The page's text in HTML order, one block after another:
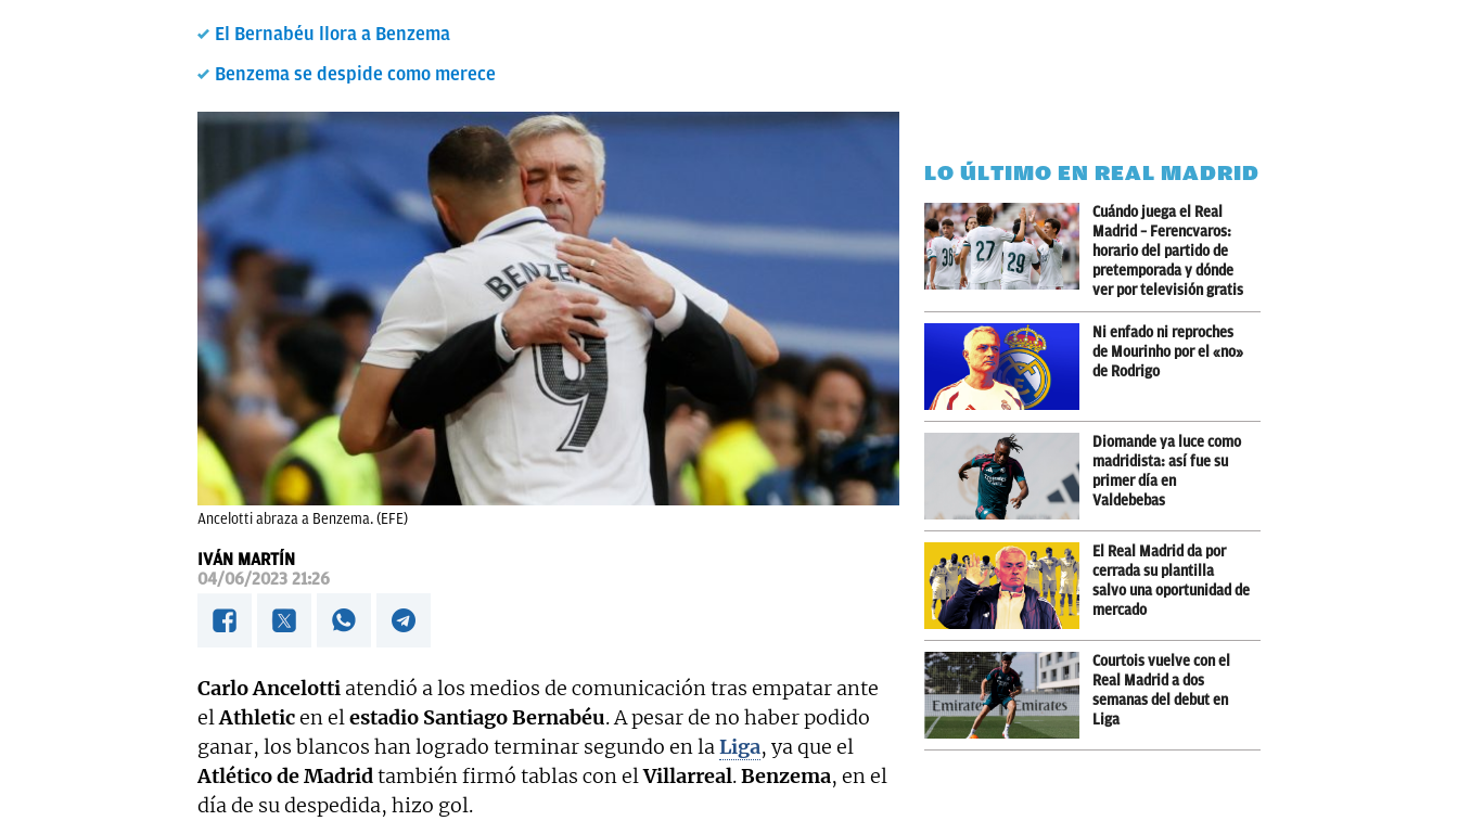
El Bernabéu llora a Benzema
Benzema se despide como merece
Ancelotti abraza a Benzema. (EFE)
IVÁN MARTÍN
04/06/2023 21:26
Carlo Ancelotti atendió a los medios de comunicación tras empatar ante
elAthleticen elestadio Santiago Bernabéu. A pesar de no haber podido
ganar, los blancos han logrado terminar segundo en laLiga, ya que el
Atlético de Madridtambién firmó tablas con elVillarreal.Benzema, en el
día de su despedida, hizo gol.
LO ÚLTIMO EN REAL MADRID
Cuándo juega el Real
Madrid – Ferencvaros:
horario del partido de
pretemporada y dónde
ver por televisión gratis
Ni enfado ni reproches
de Mourinho por el «no»
de Rodrigo
Diomande ya luce como
madridista: así fue su
primer día en
Valdebebas
El Real Madrid da por
cerrada su plantilla
salvo una oportunidad de
mercado
Courtois vuelve con el
Real Madrid a dos
semanas del debut en
Liga